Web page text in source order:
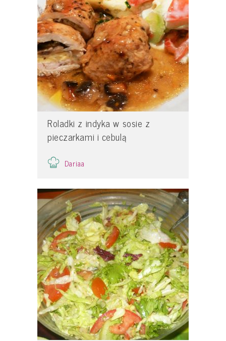
Roladki z indyka w sosie z
pieczarkami i cebulą
Dariaa